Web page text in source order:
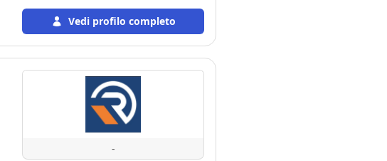
Vedi profilo completo
-